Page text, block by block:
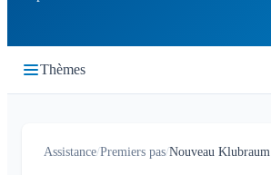
Thèmes
Démarrage rapide
Assistance/Premiers pas/Nouveau Klubraum